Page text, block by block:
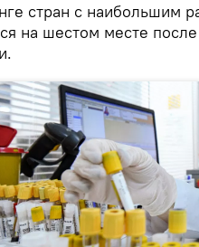
стран с наибольшим
на шестом месте